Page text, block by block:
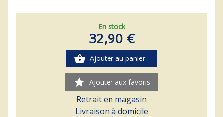
En stock
32,90 €
shopping_basket Ajouter au panier
star Ajouter aux favoris
Retrait en magasin
Livraison à domicile